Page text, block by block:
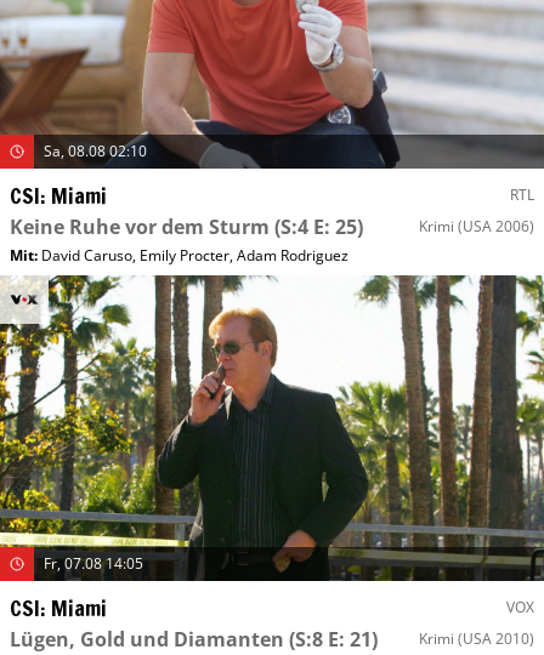
Sa, 08.08 02:10
CSI: Miami RTL
Keine Ruhe vor dem Sturm (S:4 E: 25) Krimi (USA 2006)
Mit: David Caruso, Emily Procter,Adam Rodriguez
Fr, 07.08 14:05
CSI: Miami VOX
Lügen, Gold und Diamanten (S:8 E: 21) Krimi (USA 2010)